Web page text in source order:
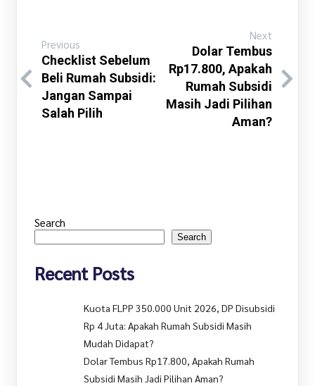
Previous
Checklist Sebelum
Beli Rumah Subsidi:
Jangan Sampai
Salah Pilih
Next
Dolar Tembus
Rp17.800, Apakah
Rumah Subsidi
Masih Jadi Pilihan
Aman?
Search
Search
Recent Posts
Kuota FLPP 350.000 Unit 2026, DP Disubsidi
Rp 4 Juta: Apakah Rumah Subsidi Masih
Mudah Didapat?
Dolar Tembus Rp17.800, Apakah Rumah
Subsidi Masih Jadi Pilihan Aman?